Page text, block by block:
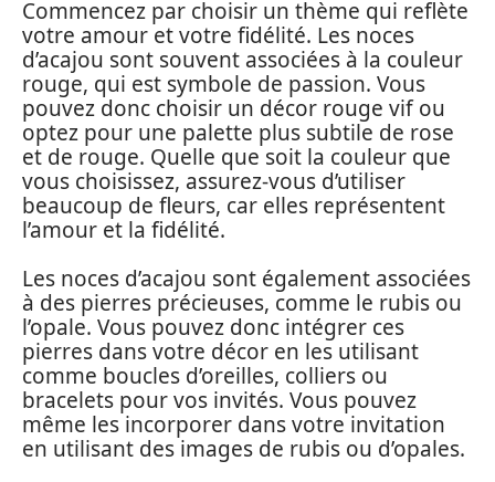
Commencez par choisir un thème qui reflète
votre amour et votre fidélité. Les noces
d’acajou sont souvent associées à la couleur
rouge, qui est symbole de passion. Vous
pouvez donc choisir un décor rouge vif ou
optez pour une palette plus subtile de rose
et de rouge. Quelle que soit la couleur que
vous choisissez, assurez-vous d’utiliser
beaucoup de fleurs, car elles représentent
l’amour et la fidélité.
Les noces d’acajou sont également associées
à des pierres précieuses, comme le rubis ou
l’opale. Vous pouvez donc intégrer ces
pierres dans votre décor en les utilisant
comme boucles d’oreilles, colliers ou
bracelets pour vos invités. Vous pouvez
même les incorporer dans votre invitation
en utilisant des images de rubis ou d’opales.